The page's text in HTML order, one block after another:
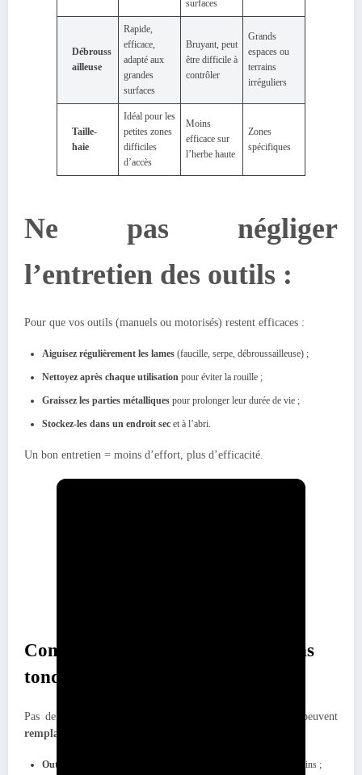
surfaces
Débrouss
ailleuse
Rapide,
efficace,
adapté aux
grandes
surfaces
Bruyant, peut
être difficile à
contrôler
Grands
espaces ou
terrains
irréguliers
Taille-
haie
Idéal pour les
petites zones
difficiles
d’accès
Moins
efficace sur
l’herbe haute
Zones
spécifiques
Ne pas négliger
l’entretien des outils :
Pour que vos outils (manuels ou motorisés) restent efficaces :
Aiguisez régulièrement les lames (faucille, serpe, débroussailleuse) ;
Nettoyez après chaque utilisation pour éviter la rouille ;
Graissez les parties métalliques pour prolonger leur durée de vie ;
Stockez-les dans un endroit sec et à l’abri.
Un bon entretien = moins d’effort, plus d’efficacité.
Comment couper l’herbe haute sans
tondeuse ? Conclusion :
Pas de tondeuse ? Pas de panique. De nombreux outils peuvent
remplacer efficacement une tondeuse
Outils manuels : écologiques, silencieux, parfaits pour les petits jardins ;